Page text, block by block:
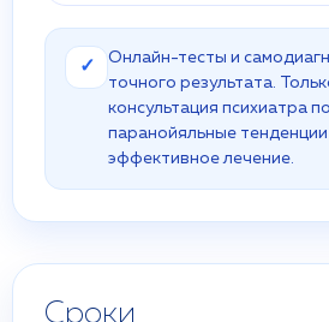
✓
Онлайн-тесты и
точного результата.
консультация психиатра
паранойяльные
эффективное лечение.
Сроки